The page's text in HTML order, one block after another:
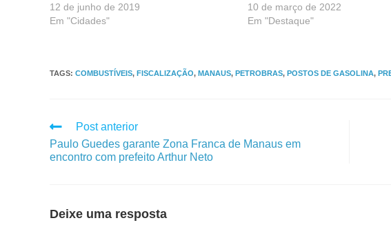
12 de junho de 2019
Em "Cidades"
10 de março de 2022
Em "Destaque"
TAGS: COMBUSTÍVEIS, FISCALIZAÇÃO, MANAUS, PETROBRAS, POSTOS DE GASOLINA,
Post anterior
Paulo Guedes garante Zona Franca de Manaus em
encontro com prefeito Arthur Neto
Deixe uma resposta